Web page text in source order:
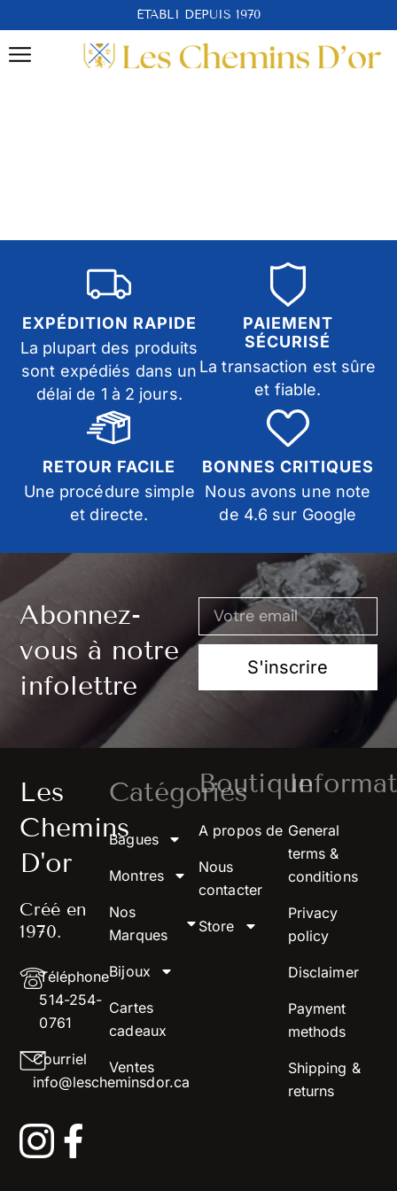
ÉTABLI DEPUIS 1970
EXPÉDITION RAPIDE
La plupart des produits
sont expédiés dans un
délai de 1 à 2 jours.
PAIEMENT
SÉCURISÉ
La transaction est sûre
et fiable.
RETOUR FACILE
Une procédure simple
et directe.
BONNES CRITIQUES
Nous avons une note
de 4.6 sur Google
Abonnez-
vous à notre
infolettre
S'inscrire
Les
Chemins
D'or
Créé en
1970.
Téléphone
514-254-
0761
Courriel
info@lescheminsdor.ca
Catégories
Bagues
Montres
Nos
Marques
Bijoux
Cartes
cadeaux
Ventes
Boutique
A propos de
Nous
contacter
Store
General
terms &
conditions
Privacy
policy
Disclaimer
Payment
methods
Shipping &
returns